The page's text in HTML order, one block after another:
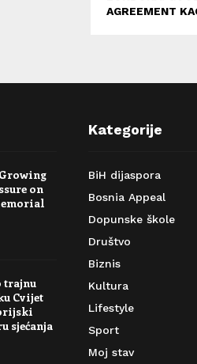
AGREEMENT
on
trajnu
Cvijet
sjećanja
Kategorije
BiH dijaspora
Bosnia Appeal
Dopunske škole
Društvo
Biznis
Kultura
Lifestyle
Sport
Moj stav